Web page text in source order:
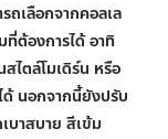
ถเลือกจากคอลเล
ต้องการได้ อาทิ
ไตล์โมเดิร์น หรือ
นอกจากนี้ยังปรับ
บาสบาย สีเข้ม